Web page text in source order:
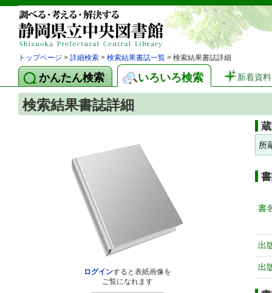
トップページ > 詳細検索 > 検索結果書誌一覧 > 検索結果書誌詳細
かんたん検索 いろいろ検索 新着資料
検索結果書誌詳細
ログインすると表紙画像を
ご覧になれます
所
書
出
出